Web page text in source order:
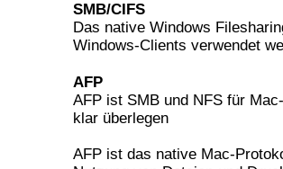
SMB/CIFS
Das native Windows
Windows-Clients verwendet
AFP
AFP ist SMB und NFS für
klar überlegen
AFP ist das native Mac-